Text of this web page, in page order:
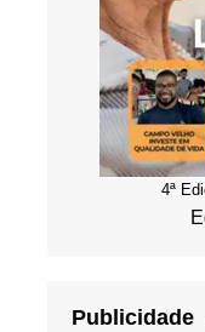
4ª
Publicidade